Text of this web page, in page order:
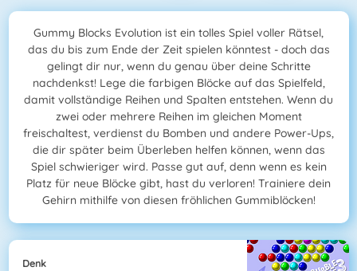
Gummy Blocks Evolution ist ein tolles Spiel voller Rätsel,
das du bis zum Ende der Zeit spielen könntest - doch das
gelingt dir nur, wenn du genau über deine Schritte
nachdenkst! Lege die farbigen Blöcke auf das Spielfeld,
damit vollständige Reihen und Spalten entstehen. Wenn du
zwei oder mehrere Reihen im gleichen Moment
freischaltest, verdienst du Bomben und andere Power-Ups,
die dir später beim Überleben helfen können, wenn das
Spiel schwieriger wird. Passe gut auf, denn wenn es kein
Platz für neue Blöcke gibt, hast du verloren! Trainiere dein
Gehirn mithilfe von diesen fröhlichen Gummiblöcken!
Denk